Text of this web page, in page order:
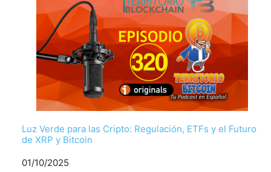
Luz Verde para las Cripto: Regulación, ETFs y el Futuro
de XRP y Bitcoin
Fecha
01/10/2025